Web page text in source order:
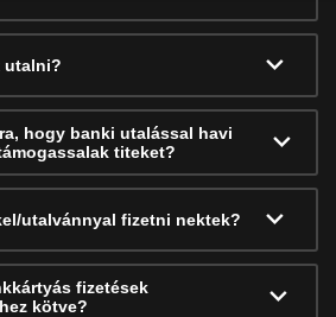
utalni?
hogy banki utalással havi
titeket?
utalvánnyal fizetni nektek?
fizetések
kötve?